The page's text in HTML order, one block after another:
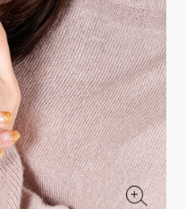
PANERAI
パネライ
JAEGER LE COULTRE
ジャガー・ルクルト
Cartier
カルティエ
BVLGARI
ブルガリ
エクラ
TwinPinky
ツインピンキー
ETERNITY
エタニティ
YUKIZAKI BACHIKAN
ゆきざき バチカン
USED ALPHA
アルファ認定中古
ッグ